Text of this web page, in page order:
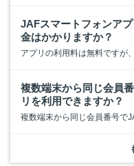
JAFスマートフォンア
金はかかりますか？
アプリの利用料は無料ですが、
複数端末から同じ会員
リを利用できますか？
複数端末から同じ会員番号で